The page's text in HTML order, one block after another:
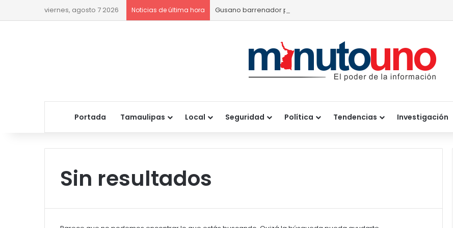
viernes, agosto 7 2026 Noticias de última hora Gusano barrenador provoca pérdidas de hasta 4 mil pesos por becerro
Portada Tamaulipas Local Seguridad Política Tendencias Investigación
Sin resultados